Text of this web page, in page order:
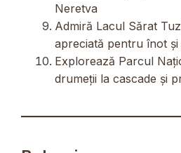
Neretva
Admiră Lacul Sărat
apreciată pentru înot și
Explorează Parcul
drumeții la cascade și